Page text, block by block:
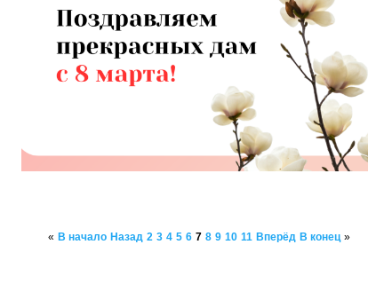
« В начало Назад 2 3 4 5 6 7 8 9 10 11 Вперёд В конец »